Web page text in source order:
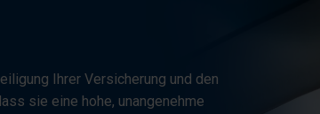
Ihrer Versicherung und den
sie eine hohe, unangenehme